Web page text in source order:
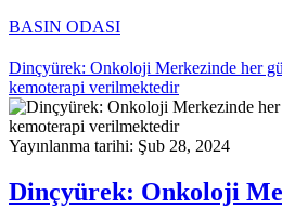
BASIN ODASI
Dinçyürek: Onkoloji Merkezinde her
kemoterapi verilmektedir
Yayınlanma tarihi: Şub 28, 2024
Dinçyürek: Onkoloji